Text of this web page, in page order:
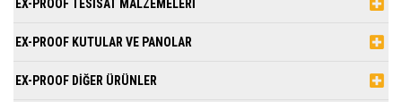
EX-PROOF TESİSAT MALZEMELERİ
EX-PROOF KUTULAR VE PANOLAR
EX-PROOF DİĞER ÜRÜNLER